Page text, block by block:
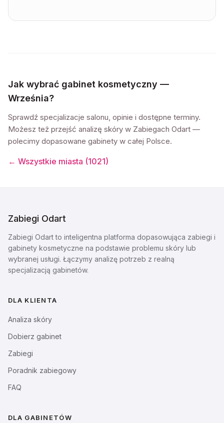
Jak wybrać gabinet kosmetyczny —
Września?
Sprawdź specjalizacje salonu, opinie i dostępne terminy.
Możesz też przejść analizę skóry w Zabiegach Odart —
polecimy dopasowane gabinety w całej Polsce.
← Wszystkie miasta (1021)
Zabiegi Odart
Zabiegi Odart to inteligentna platforma dopasowująca zabiegi i
gabinety kosmetyczne na podstawie problemu skóry lub
wybranej usługi. Łączymy analizę potrzeb z realną
specjalizacją gabinetów.
DLA KLIENTA
Analiza skóry
Dobierz gabinet
Zabiegi
Poradnik zabiegowy
FAQ
DLA GABINETÓW